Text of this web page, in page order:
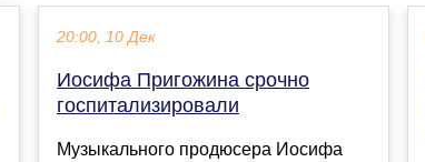
20:00, 10 Дек
Иосифа Пригожина срочно
госпитализировали
Музыкального продюсера Иосифа